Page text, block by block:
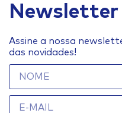
Newsletter
Assine a nossa
das novidades!